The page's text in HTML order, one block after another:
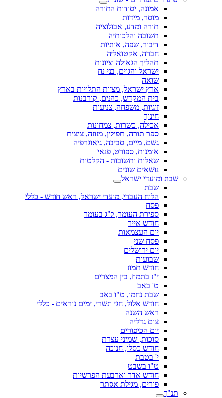
אמונה, יסודות התורה
מוסר, מידות
תורה ומדע, אבולוציה
תשובה והלכותיה
דיבור, שפה, אותיות
חברה, אקטואליה
תהליך הגאולה וציונות
ישראל והגוים, בני נח
שואה
ארץ ישראל, מצוות התלויות בארץ
בית המקדש, כהנים, קורבנות
זוגיות, משפחה, צניעות
חינוך
אכילה, כשרות, צמחונות
ספר תורה, תפילין, מזוזה, ציצית
גשם, מיים, סביבה, גיאוגרפיה
אומנות, ספורט, פנאי
שאלות ותשובות - הקלטות
נושאים שונים
שבת ומועדי ישראל
שבת
הלוח העברי, מועדי ישראל, ראש חודש - כללי
פסח
ספירת העומר, ל"ג בעומר
חודש אייר
יום העצמאות
פסח שני
יום ירושלים
שבועות
חודש תמוז
י"ז בתמוז, בין המצרים
ט' באב
שבת נחמו, ט"ו באב
חודש אלול, חגי תשרי, ימים נוראים - כללי
ראש השנה
צום גדליה
יום הכיפורים
סוכות, שמיני עצרת
חודש כסלו, חנוכה
י' בטבת
ט"ו בשבט
חודש אדר וארבעת הפרשיות
פורים, מגילת אסתר
תנ"ך